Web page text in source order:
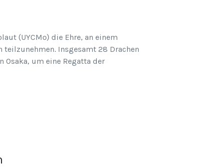
(UYCMo) die Ehre, an einem
Insgesamt 28 Drachen
Osaka, um eine Regatta der